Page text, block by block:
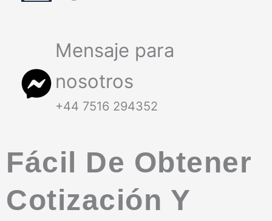
Mensaje para
nosotros
+44 7516 294352
Fácil De Obtener
Cotización Y